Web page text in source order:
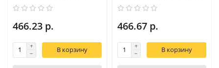
466.23 р.
В корзину
466.67 р.
В корзину